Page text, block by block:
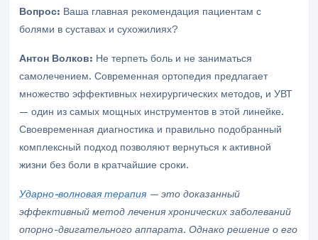
Вопрос: Ваша главная рекомендация пациентам с
болями в суставах и сухожилиях?
Антон Волков: Не терпеть боль и не заниматься
самолечением. Современная ортопедия предлагает
множество эффективных нехирургических методов, и УВТ
— один из самых мощных инструментов в этой линейке.
Своевременная диагностика и правильно подобранный
комплексный подход позволяют вернуться к активной
жизни без боли в кратчайшие сроки.
Ударно-волновая терапия — это доказанный
эффективный метод лечения хронических заболеваний
опорно-двигательного аппарата. Однако решение о его